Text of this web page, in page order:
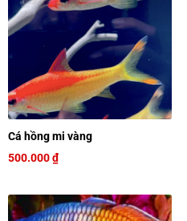
Cá hồng mi vàng
500.000₫